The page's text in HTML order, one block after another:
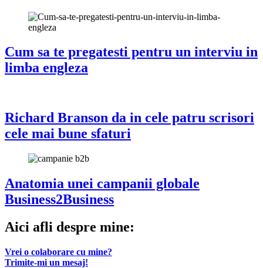
Cum sa te pregatesti pentru un interviu in
limba engleza
Richard Branson da in cele patru scrisori
cele mai bune sfaturi
Anatomia unei campanii globale
Business2Business
Aici afli despre mine:
Vrei o colaborare cu mine?
Trimite-mi un mesaj!